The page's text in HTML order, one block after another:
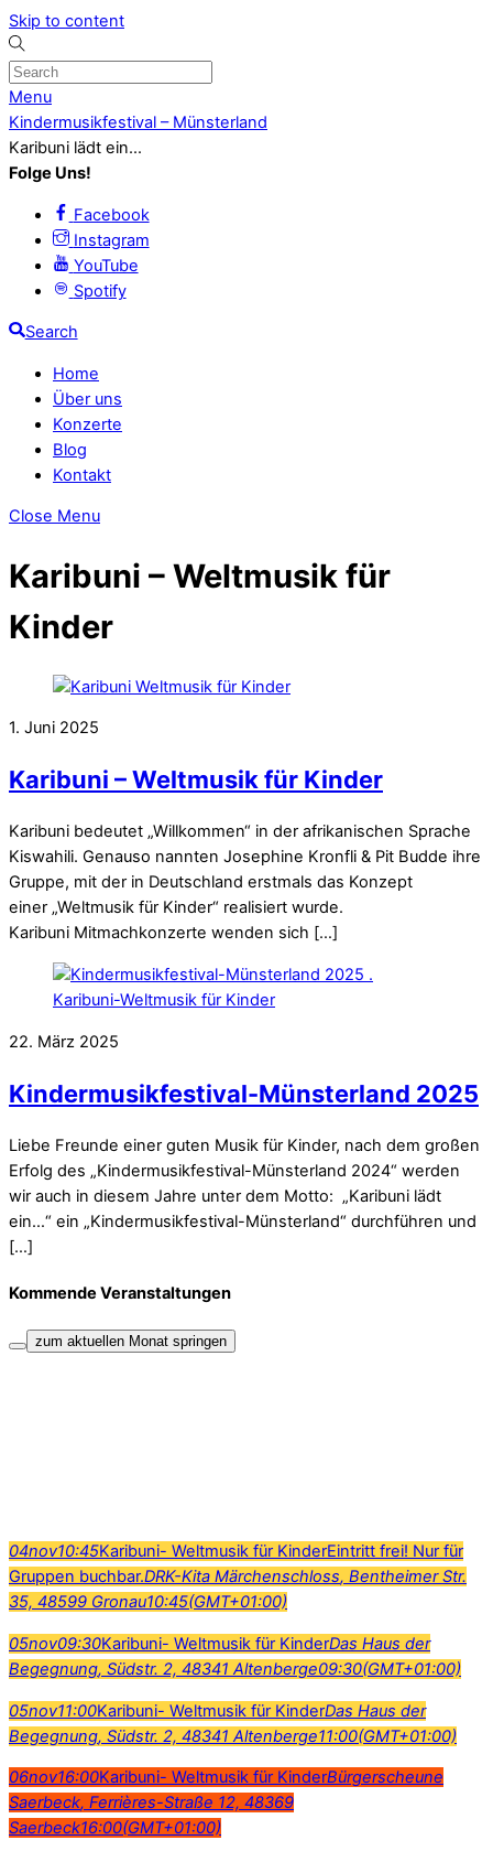
Skip to content
Menu
Kindermusikfestival – Münsterland
Karibuni lädt ein...
Folge Uns!
Facebook
Instagram
YouTube
Spotify
Search
Home
Über uns
Konzerte
Blog
Kontakt
Close Menu
Karibuni – Weltmusik für
Kinder
1. Juni 2025
Karibuni – Weltmusik für Kinder
Karibuni bedeutet „Willkommen“ in der afrikanischen Sprache
Kiswahili. Genauso nannten Josephine Kronfli & Pit Budde ihre
Gruppe, mit der in Deutschland erstmals das Konzept
einer „Weltmusik für Kinder“ realisiert wurde.
Karibuni Mitmachkonzerte wenden sich […]
22. März 2025
Kindermusikfestival-Münsterland 2025
Liebe Freunde einer guten Musik für Kinder, nach dem großen
Erfolg des „Kindermusikfestival-Münsterland 2024“ werden
wir auch in diesem Jahre unter dem Motto: „Karibuni lädt
ein…“ ein „Kindermusikfestival-Münsterland“ durchführen und
[…]
Kommende Veranstaltungen
zum aktuellen Monat springen
04nov10:45Karibuni- Weltmusik für KinderEintritt frei! Nur für
Gruppen buchbar.DRK-Kita Märchenschloss, Bentheimer Str.
35, 48599 Gronau10:45(GMT+01:00)
05nov09:30Karibuni- Weltmusik für KinderDas Haus der
Begegnung, Südstr. 2, 48341 Altenberge09:30(GMT+01:00)
05nov11:00Karibuni- Weltmusik für KinderDas Haus der
Begegnung, Südstr. 2, 48341 Altenberge11:00(GMT+01:00)
06nov16:00Karibuni- Weltmusik für KinderBürgerscheune
Saerbeck, Ferrières-Straße 12, 48369
Saerbeck16:00(GMT+01:00)